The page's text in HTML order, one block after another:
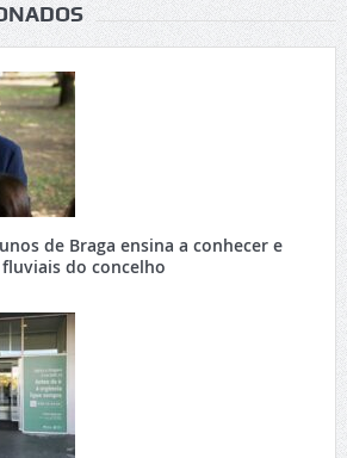
de Braga ensina a conhecer e
do concelho